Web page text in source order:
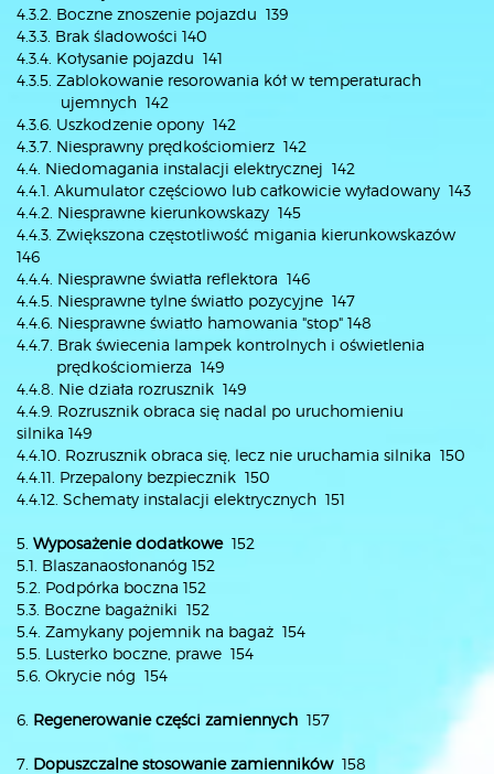
4.3.2. Boczne znoszenie pojazdu 139
4.3.3. Brak śladowości 140
4.3.4. Kołysanie pojazdu 141
4.3.5. Zablokowanie resorowania kół w temperaturach
ujemnych 142
4.3.6. Uszkodzenie opony 142
4.3.7. Niesprawny prędkościomierz 142
4.4. Niedomagania instalacji elektrycznej 142
4.4.1. Akumulator częściowo lub całkowicie wyładowany 143
4.4.2. Niesprawne kierunkowskazy 145
4.4.3. Zwiększona częstotliwość migania kierunkowskazów
146
4.4.4. Niesprawne światła reflektora 146
4.4.5. Niesprawne tylne światło pozycyjne 147
4.4.6. Niesprawne światło hamowania "stop" 148
4.4.7. Brak świecenia lampek kontrolnych i oświetlenia
prędkościomierza 149
4.4.8. Nie działa rozrusznik 149
4.4.9. Rozrusznik obraca się nadal po uruchomieniu
silnika 149
4.4.10. Rozrusznik obraca się, lecz nie uruchamia silnika 150
4.4.11. Przepalony bezpiecznik 150
4.4.12. Schematy instalacji elektrycznych 151
5. Wyposażenie dodatkowe152
5.1. Blaszanaosłonanóg 152
5.2. Podpórka boczna 152
5.3. Boczne bagażniki 152
5.4. Zamykany pojemnik na bagaż 154
5.5. Lusterko boczne, prawe 154
5.6. Okrycie nóg 154
6. Regenerowanie części zamiennych 157
7. Dopuszczalne stosowanie zamienników158